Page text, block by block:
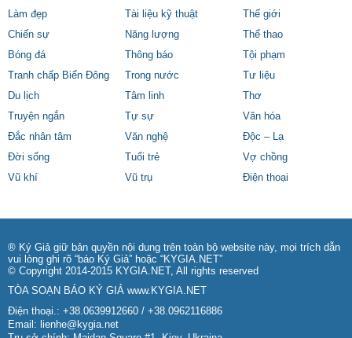
Làm đẹp
Tài liệu kỹ thuật
Thế giới
Chiến sự
Năng lượng
Thể thao
Bóng đá
Thông báo
Tội phạm
Tranh chấp Biển Đông
Trong nước
Tư liệu
Du lịch
Tâm linh
Thơ
Truyện ngắn
Tự sự
Văn hóa
Đắc nhân tâm
Văn nghệ
Độc – Lạ
Đời sống
Tuổi trẻ
Vợ chồng
Vũ khí
Vũ trụ Điện thoại
® Ký Giả giữ bản quyền nội dung trên toàn bộ website này, mọi trích dẫn
vui lòng ghi rõ “báo Ký Giả” hoặc “KYGIA.NET”
© Copyright 2014-2015 KYGIA.NET, All rights reserved
TÒA SOẠN BÁO KÝ GIẢ www.KYGIA.NET
Điện thoại.: +38.0639912660 / +38.0962116886
Email: lienhe@kygia.net